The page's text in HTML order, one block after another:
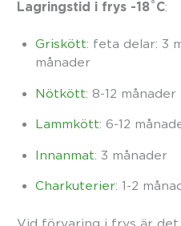
Lagringstid i frys -18˚C:
Griskött: feta delar: 3
månader
Nötkött: 8-12 månader
Lammkött: 6-12
Innanmat: 3 månader
Charkuterier: 1-2
Vid förvaring i frys är